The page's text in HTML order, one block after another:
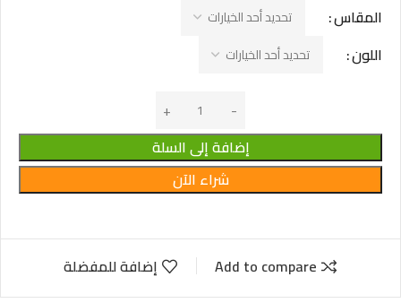
المقاس
اللون
إضافة إلى السلة
شراء الآن
Add to compare إضافة للمفضلة